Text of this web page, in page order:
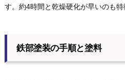
す。約4時間と乾燥硬化が早いのも特
鉄部塗装の手順と塗料